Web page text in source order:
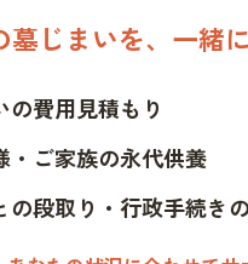
墓じまいを、一緒
の費用見積もり
・ご家族の永代供養
の段取り・行政手続き